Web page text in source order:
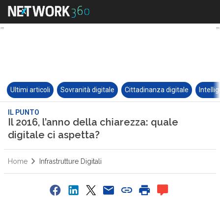
Ultimi articoli Sovranità digitale Cittadinanza digitale
IL PUNTO
Il 2016, l’anno della chiarezza: quale
digitale ci aspetta?
Home Infrastrutture Digitali